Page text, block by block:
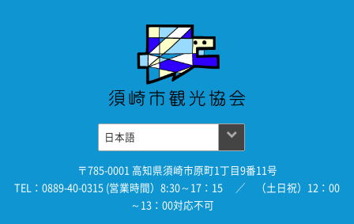
〒785-0001 高知県須崎市原町1丁目9番11号
TEL：0889-40-0315 (営業時間）8:30～17：15 ／ （土日祝）12：00
～13：00対応不可